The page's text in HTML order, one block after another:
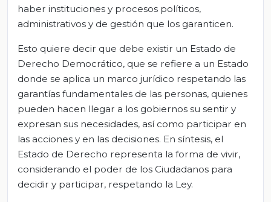
haber instituciones y procesos políticos,
administrativos y de gestión que los garanticen.
Esto quiere decir que debe existir un Estado de
Derecho Democrático, que se refiere a un Estado
donde se aplica un marco jurídico respetando las
garantías fundamentales de las personas, quienes
pueden hacen llegar a los gobiernos su sentir y
expresan sus necesidades, así como participar en
las acciones y en las decisiones. En síntesis, el
Estado de Derecho representa la forma de vivir,
considerando el poder de los Ciudadanos para
decidir y participar, respetando la Ley.